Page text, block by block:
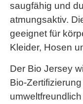
saugfähig und
atmungsaktiv.
geeignet für
Kleider, Hosen
Der Bio Jersey
Bio-